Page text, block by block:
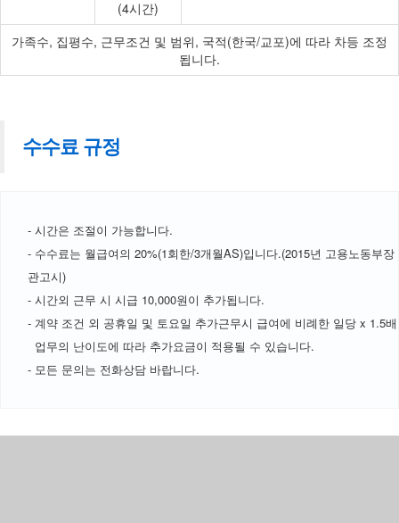
(4시간)
가족수, 집평수, 근무조건 및 범위, 국적(한국/교포)에 따라 차등 조정
됩니다.
수수료 규정
- 시간은 조절이 가능합니다.
- 수수료는 월급여의 20%(1회한/3개월AS)입니다.(2015년 고용노동부장
관고시)
- 시간외 근무 시 시급 10,000원이 추가됩니다.
- 계약 조건 외 공휴일 및 토요일 추가근무시 급여에 비례한 일당 x 1.5배
업무의 난이도에 따라 추가요금이 적용될 수 있습니다.
- 모든 문의는 전화상담 바랍니다.